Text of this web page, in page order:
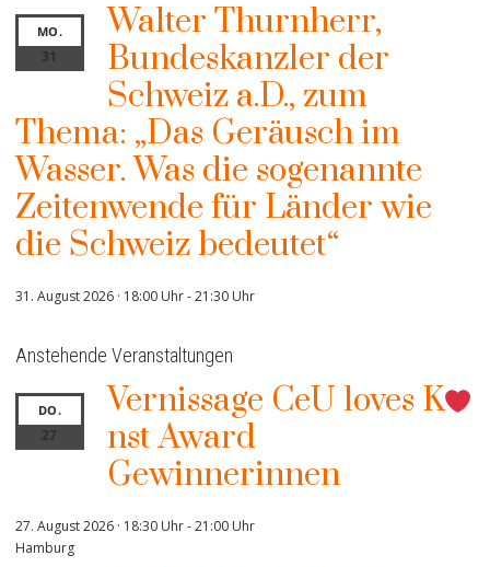
MO.
31
Walter Thurnherr,
Bundeskanzler der
Schweiz a.D., zum
Thema: „Das Geräusch im
Wasser. Was die sogenannte
Zeitenwende für Länder wie
die Schweiz bedeutet“
31. August 2026 · 18:00 Uhr-21:30 Uhr
Anstehende Veranstaltungen
DO.
27
Vernissage CeU loves K
nst Award
Gewinnerinnen
27. August 2026 · 18:30 Uhr-21:00 Uhr
Hamburg